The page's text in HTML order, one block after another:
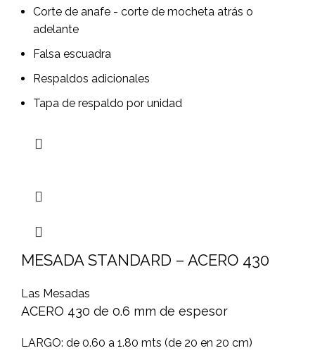
Corte de anafe - corte de mocheta atrás o
adelante
Falsa escuadra
Respaldos adicionales
Tapa de respaldo por unidad
MESADA STANDARD – ACERO 430
Las Mesadas
ACERO 430 de 0.6 mm de espesor
LARGO: de 0.60 a 1.80 mts (de 20 en 20 cm)